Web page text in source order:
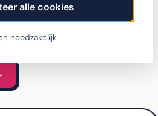
alle cookies
noodzakelijk
voor de iPhone 13 vergeleken
in incl. toestel